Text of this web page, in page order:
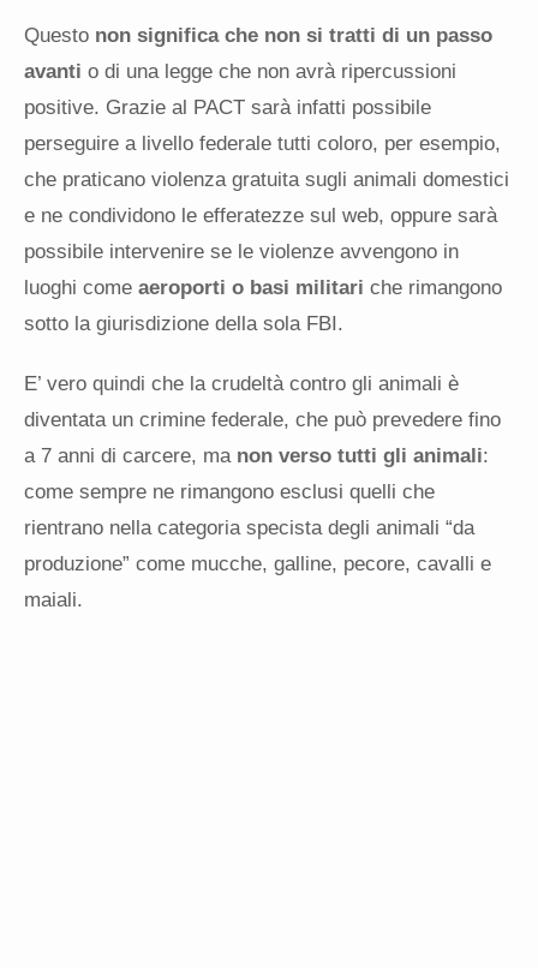
Questo non significa che non si tratti di un passo
avanti o di una legge che non avrà ripercussioni
positive. Grazie al PACT sarà infatti possibile
perseguire a livello federale tutti coloro, per esempio,
che praticano violenza gratuita sugli animali domestici
e ne condividono le efferatezze sul web, oppure sarà
possibile intervenire se le violenze avvengono in
luoghi come aeroporti o basi militari che rimangono
sotto la giurisdizione della sola FBI.
E’ vero quindi che la crudeltà contro gli animali è
diventata un crimine federale, che può prevedere fino
a 7 anni di carcere, ma non verso tutti gli animali:
come sempre ne rimangono esclusi quelli che
rientrano nella categoria specista degli animali “da
produzione” come mucche, galline, pecore, cavalli e
maiali.